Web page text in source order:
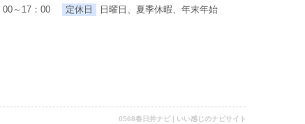
～17：00 定休日 日曜日、夏季休暇、年末年始
0568春日井ナビ | いい感じのナビサイト